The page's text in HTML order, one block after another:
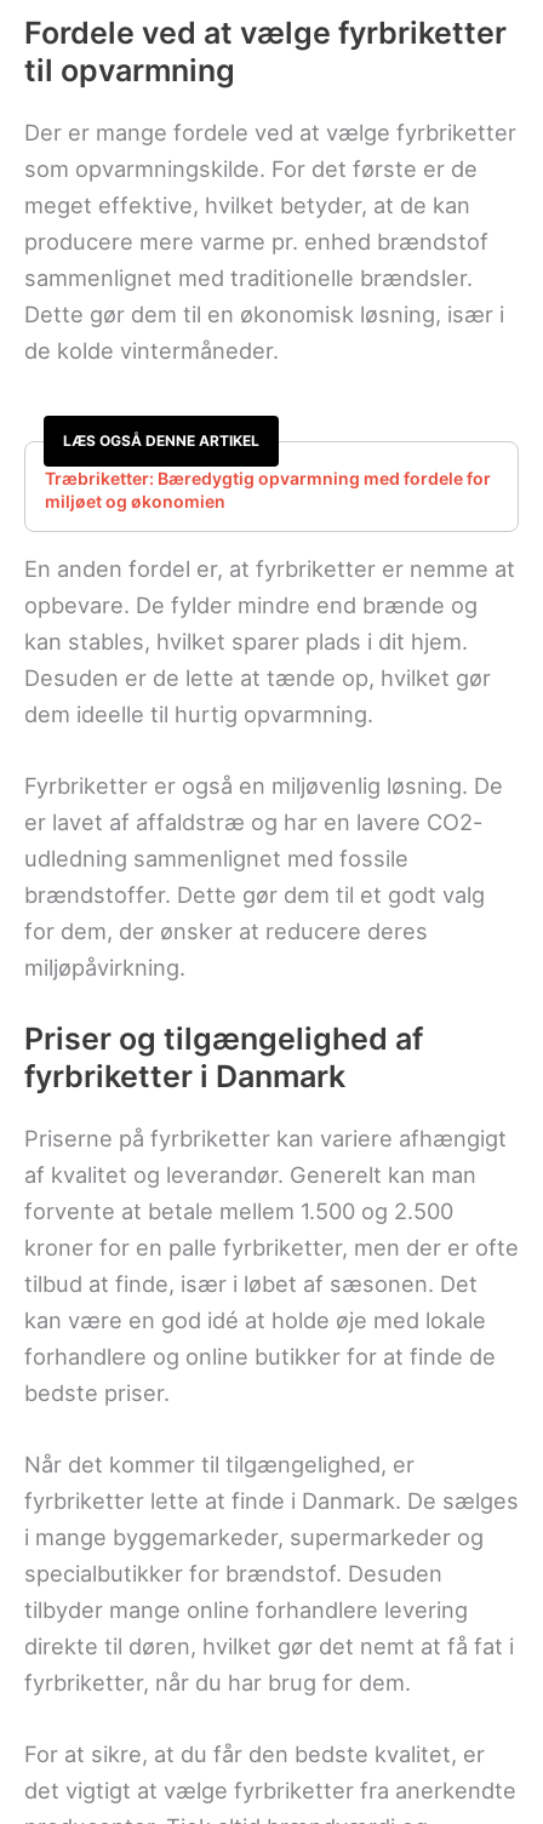
Fordele ved at vælge fyrbriketter
til opvarmning
Der er mange fordele ved at vælge fyrbriketter
som opvarmningskilde. For det første er de
meget effektive, hvilket betyder, at de kan
producere mere varme pr. enhed brændstof
sammenlignet med traditionelle brændsler.
Dette gør dem til en økonomisk løsning, især i
de kolde vintermåneder.
LÆS OGSÅ DENNE ARTIKEL
Træbriketter: Bæredygtig opvarmning med fordele for
miljøet og økonomien
En anden fordel er, at fyrbriketter er nemme at
opbevare. De fylder mindre end brænde og
kan stables, hvilket sparer plads i dit hjem.
Desuden er de lette at tænde op, hvilket gør
dem ideelle til hurtig opvarmning.
Fyrbriketter er også en miljøvenlig løsning. De
er lavet af affaldstræ og har en lavere CO2-
udledning sammenlignet med fossile
brændstoffer. Dette gør dem til et godt valg
for dem, der ønsker at reducere deres
miljøpåvirkning.
Priser og tilgængelighed af
fyrbriketter i Danmark
Priserne på fyrbriketter kan variere afhængigt
af kvalitet og leverandør. Generelt kan man
forvente at betale mellem 1.500 og 2.500
kroner for en palle fyrbriketter, men der er ofte
tilbud at finde, især i løbet af sæsonen. Det
kan være en god idé at holde øje med lokale
forhandlere og online butikker for at finde de
bedste priser.
Når det kommer til tilgængelighed, er
fyrbriketter lette at finde i Danmark. De sælges
i mange byggemarkeder, supermarkeder og
specialbutikker for brændstof. Desuden
tilbyder mange online forhandlere levering
direkte til døren, hvilket gør det nemt at få fat i
fyrbriketter, når du har brug for dem.
For at sikre, at du får den bedste kvalitet, er
det vigtigt at vælge fyrbriketter fra anerkendte